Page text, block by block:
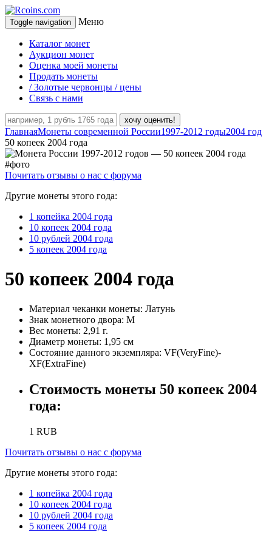
Toggle navigation Меню
Каталог монет
Аукцион монет
Оценка моей монеты
Продать монеты
/ Золотые червонцы / цены
Связь с нами
хочу оценить!
ГлавнаяМонеты современной России1997-2012 годы2004 год
50 копеек 2004 года
Почитать отзывы о нас с форума
Другие монеты этого года:
1 копейка 2004 года
10 копеек 2004 года
10 рублей 2004 года
5 копеек 2004 года
50 копеек 2004 года
Материал чеканки монеты: Латунь
Знак монетного двора: М
Вес монеты: 2,91 г.
Диаметр монеты: 1,95 см
Состояние данного экземпляра: VF(VeryFine)-
XF(ExtraFine)
Стоимость монеты 50 копеек 2004
года:
1 RUB
Почитать отзывы о нас с форума
Другие монеты этого года:
1 копейка 2004 года
10 копеек 2004 года
10 рублей 2004 года
5 копеек 2004 года